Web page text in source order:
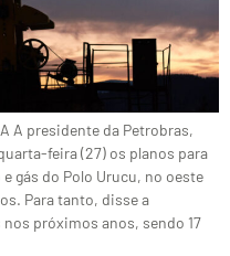
A presidente da Petrobras,
feira (27) os planos para
gás do Polo Urucu, no oeste
Para tanto, disse a
próximos anos, sendo 17